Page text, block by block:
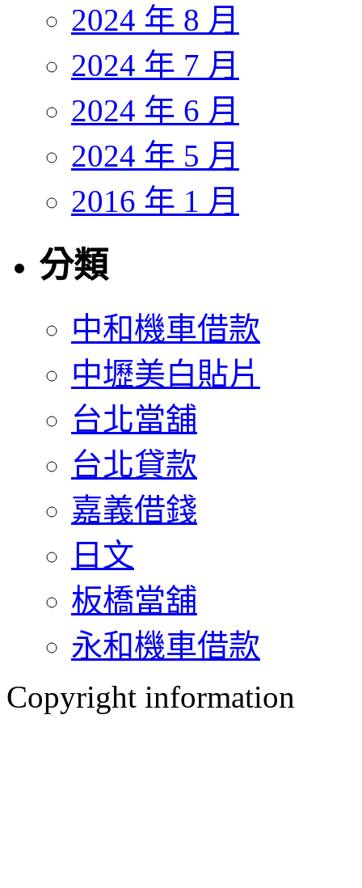
2024 年 8 月
2024 年 7 月
2024 年 6 月
2024 年 5 月
2016 年 1 月
分類
中和機車借款
中壢美白貼片
台北當舖
台北貸款
嘉義借錢
日文
板橋當舖
永和機車借款
Copyright information